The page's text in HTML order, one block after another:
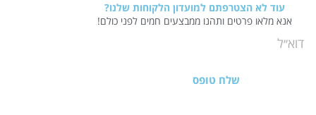
עוד לא הצטרפתם למועדון הלקוחות שלנו?
אנא מלאו פרטים ותהנו ממבצעים חמים לפני כולם!
שלח טופס